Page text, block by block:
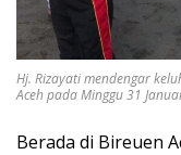
Hj. Rizayati mendengar
Aceh pada Minggu 31
Berada di Bireuen